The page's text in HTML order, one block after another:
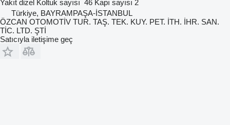
Yakıt dizel Koltuk sayısı 46 Kapı sayısı 2
Türkiye, BAYRAMPAŞA-İSTANBUL
ÖZCAN OTOMOTİV TUR. TAŞ. TEK. KUY. PET. İTH. İHR. SAN.
TİC. LTD. ŞTİ
Satıcıyla iletişime geç